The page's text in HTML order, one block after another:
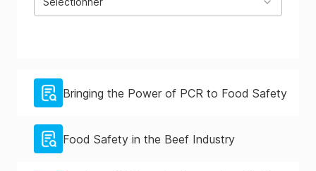
Bringing the Power of PCR to Food Safety
Food Safety in the Beef Industry